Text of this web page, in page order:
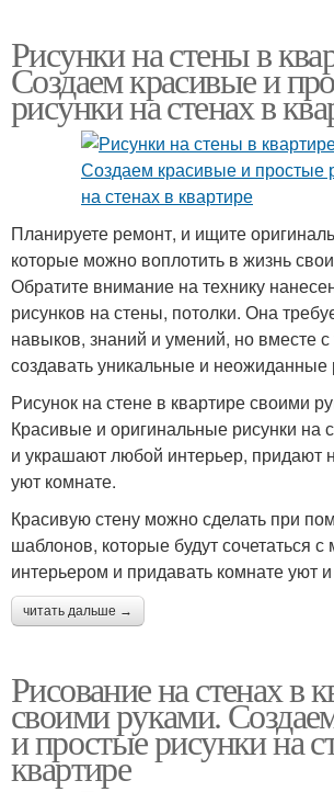
Рисунки на стены в
Создаем красивые и
рисунки на стенах в
Планируете ремонт, и ищите
которые можно воплотить в жизнь
Обратите внимание на технику
рисунков на стены, потолки. Она
навыков, знаний и умений, но вместе
создавать уникальные и
Рисунок на стене в квартире своими
Красивые и оригинальные рисунки на
и украшают любой интерьер, придают
уют комнате.
Красивую стену можно сделать при
шаблонов, которые будут сочетаться
интерьером и придавать комнате уют и
читать дальше →
Рисование на стенах в
своими руками.
и простые рисунки на
квартире